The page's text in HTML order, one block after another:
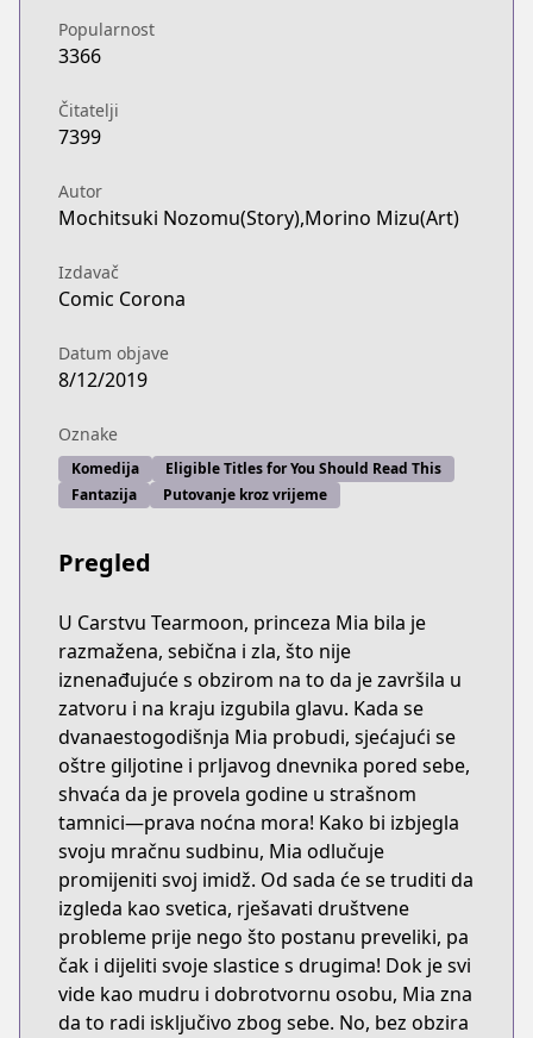
Popularnost
3366
Čitatelji
7399
Autor
Mochitsuki Nozomu(Story),Morino Mizu(Art)
Izdavač
Comic Corona
Datum objave
8/12/2019
Oznake
Komediја
Eligible Titles for You Should Read This
Fantazija
Putovanje kroz vrijeme
Pregled
U Carstvu Tearmoon, princeza Mia bila je
razmažena, sebična i zla, što nije
iznenađujuće s obzirom na to da je završila u
zatvoru i na kraju izgubila glavu. Kada se
dvanaestogodišnja Mia probudi, sjećajući se
oštre giljotine i prljavog dnevnika pored sebe,
shvaća da je provela godine u strašnom
tamnici—prava noćna mora! Kako bi izbjegla
svoju mračnu sudbinu, Mia odlučuje
promijeniti svoj imidž. Od sada će se truditi da
izgleda kao svetica, rješavati društvene
probleme prije nego što postanu preveliki, pa
čak i dijeliti svoje slastice s drugima! Dok je svi
vide kao mudru i dobrotvornu osobu, Mia zna
da to radi isključivo zbog sebe. No, bez obzira